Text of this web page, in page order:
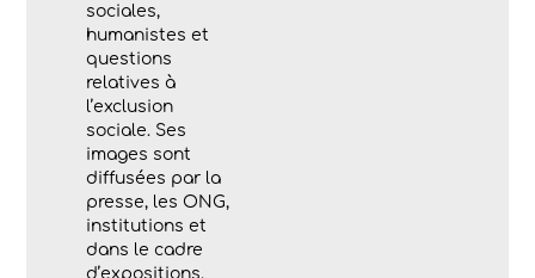
sociales,
humanistes et
questions
relatives à
l’exclusion
sociale. Ses
images sont
diffusées par la
presse, les ONG,
institutions et
dans le cadre
d’expositions.